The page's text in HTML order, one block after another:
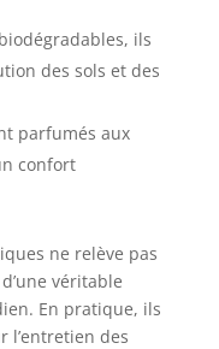
ils
des sols et des
parfumés aux
confort
ne relève pas
véritable
En pratique, ils
l’entretien des